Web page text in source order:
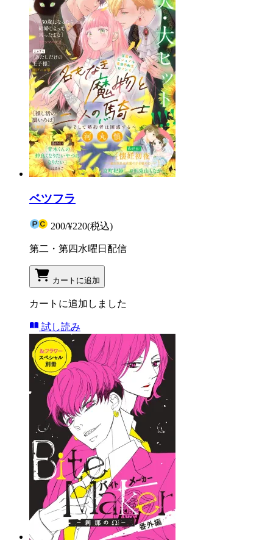
ベツフラ
200/¥220(税込)
第二・第四水曜日配信
カートに追加
カートに追加しました
試し読み